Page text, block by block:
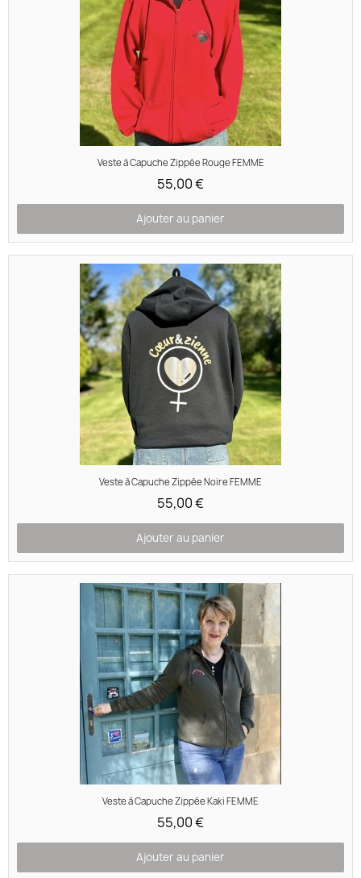
Aperçu rapide
Veste à Capuche Zippée Rouge FEMME
55,00 €
Ajouter au panier
Aperçu rapide
Veste à Capuche Zippée Noire FEMME
55,00 €
Ajouter au panier
Aperçu rapide
Veste à Capuche Zippée Kaki FEMME
55,00 €
Ajouter au panier